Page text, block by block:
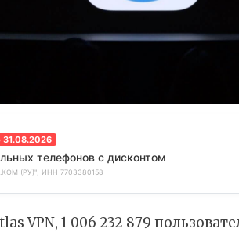
31.08.2026
телефонов с дисконтом
(РУ)", ИНН 7703380158
VPN, 1 006 232 879